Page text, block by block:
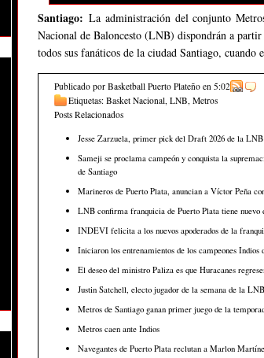
Santiago: La administración del conjunto
Nacional de Baloncesto (LNB) dispondrán a partir
todos sus fanáticos de la ciudad Santiago, cuando
Publicado por Basketball Puerto Plateño en 5:02
Etiquetas: Basket Nacional, LNB, Metros
Posts Relacionados
Jesse Zarzuela, primer pick del Draft 2026 de la LNB
Sameji se proclama campeón y conquista la
de Santiago
Marineros de Puerto Plata, anuncian a Víctor Peña
LNB confirma franquicia de Puerto Plata tiene nuevo
INDEVI felicita a los nuevos apoderados de la
Iniciaron los entrenamientos de los campeones
El deseo del ministro Paliza es que Huracanes
Justin Satchell, electo jugador de la semana de la LNB
Metros de Santiago ganan primer juego de la
Metros caen ante Indios
Navegantes de Puerto Plata reclutan a Marlon